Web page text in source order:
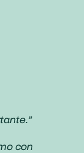
con